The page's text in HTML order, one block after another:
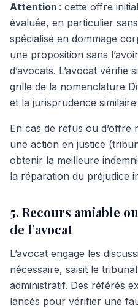
Attention : cette offre
évaluée, en particulier
spécialisé en dommage
une proposition sans
d’avocats. L’avocat vérifie
grille de la nomenclature
et la jurisprudence
En cas de refus ou d’offre
une action en justice
obtenir la meilleure
la réparation du préjudice
5. Recours amiable
de l’avocat
L’avocat engage les
nécessaire, saisit le
administratif. Des référés
lancés pour vérifier une